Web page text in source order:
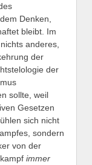
Denken,
bleibt. Im
anderes,
der
der
sollte, weil
Gesetzen
sich nicht
sondern
von der
immer